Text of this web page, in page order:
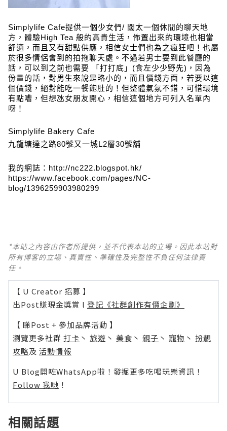
Simplylife Cafe提供一個少女們/ 闊太一個休閒的聊天地
方，體驗High Tea 般的高貴生活，佈置出來的環境也相當
舒適，而且又有甜點供應，相信女士們也為之瘋狂吧！也屬
於很多情侶會到的拍拖聊天處。不過若男士要到此餐廳的
話，可以到之前也需要
「 打打底 」 (食左少少野先)，因為
份量的話，對男生來說是略小的，而且價錢方面，若要以這
個價錢，絕對能吃一餐飽肚的！但整體氣氛不錯，可惜環境
有點嘈，但想氹女朋友開心，相信這個地方可列入名單內
呀！
Simplylife Bakery Cafe
九龍塘達之路80號又一城L2層30號舖
我的網誌：http://nc222.blogspot.hk/
https://www.facebook.com/pages/NC-
blog/1396259903980299
*本站之內容由作者所提供，並不代表本站的立場。因此本站對
所有博客的立場、真實性、準確性及完整性不負任何法律責
任。
【 U Creator 招募 】
出Post賺現金獎賞 l 登記《社群創作有價企劃》
【 睇Post + 參加品牌活動 】
瀏覽更多社群 打卡 丶 旅遊 丶 美食 丶 親子 丶 寵物 丶 扮靚
攻略及 活動情報
U Blog開咗WhatsApp啦！發掘更多吃喝玩樂資訊！
Follow 我哋 ！
相關話題